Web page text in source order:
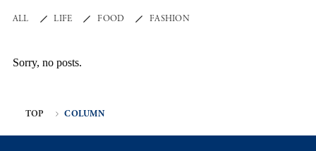
ALL LIFE FOOD FASHION
Sorry, no posts.
TOP COLUMN